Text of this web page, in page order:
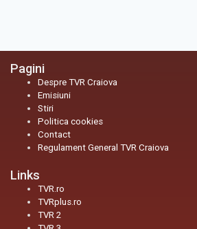
Pagini
Despre TVR Craiova
Emisiuni
Stiri
Politica cookies
Contact
Regulament General TVR Craiova
Links
TVR.ro
TVRplus.ro
TVR 2